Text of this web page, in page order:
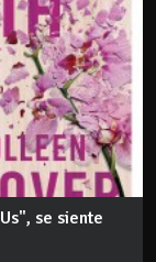
se siente